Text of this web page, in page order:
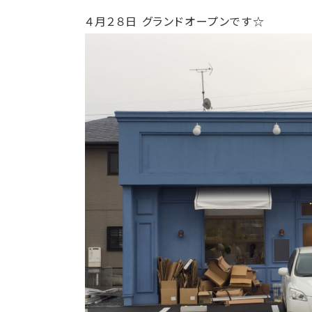
４月２８日 グランドオープンです☆